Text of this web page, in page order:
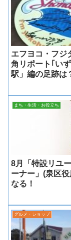
エフヨコ・フジ
角リポート｢い
駅」編の足跡は
まち・生活・お役立ち
8月「特設リユ
ーナー」(泉区
なる！
グルメ・ショップ